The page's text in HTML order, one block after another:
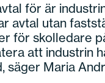
för är
avtal utan
för skolledare
att industrin
säger Maria